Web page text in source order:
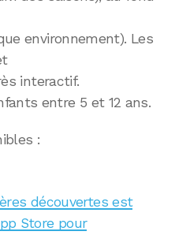
environnement). Les
interactif.
entre 5 et 12 ans.
:
découvertes est
Store pour